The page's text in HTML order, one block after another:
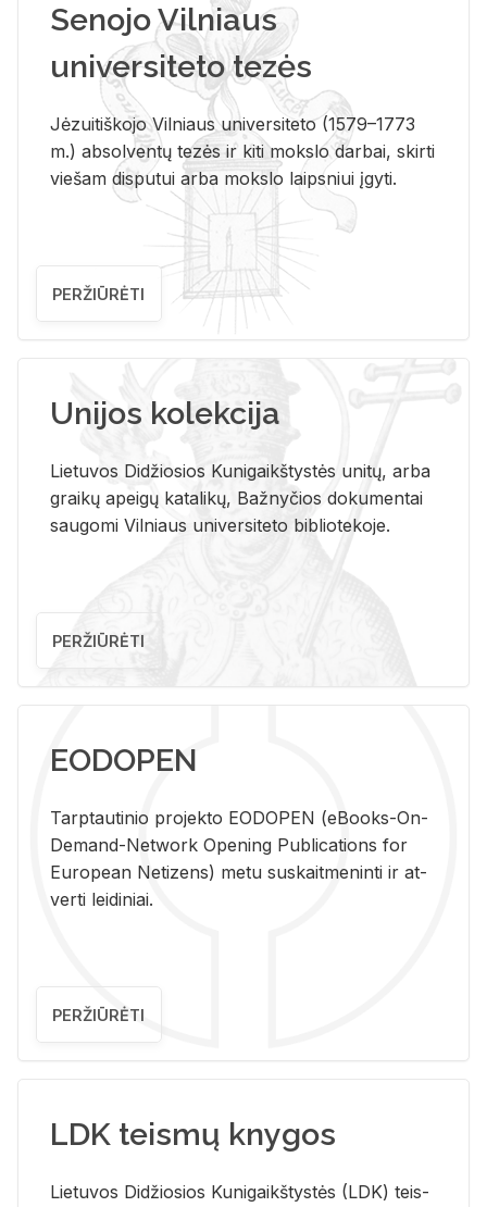
Senojo Vilniaus
universiteto tezės
Jėzuitiškojo Vilniaus universiteto (1579–1773
m.) absolventų tezės ir kiti mokslo darbai, skirti
viešam disputui arba mokslo laipsniui įgyti.
PERŽIŪRĖTI
Unijos kolekcija
Lietuvos Didžiosios Kunigaikštystės unitų, arba
graikų apeigų katalikų, Bažnyčios dokumentai
saugomi Vilniaus universiteto bibliotekoje.
PERŽIŪRĖTI
EODOPEN
Tarp­tau­ti­nio pro­jek­to EO­DO­PEN (eBo­oks-On-
De­mand-Ne­twork Ope­ning Pub­li­ca­tions for
Eu­ro­pe­an Ne­ti­zens) metu su­skait­me­nin­ti ir at­
ver­ti lei­di­niai.
PERŽIŪRĖTI
LDK teismų knygos
Lie­tu­vos Di­džio­sios Ku­ni­gaikš­tys­tės (LDK) teis­